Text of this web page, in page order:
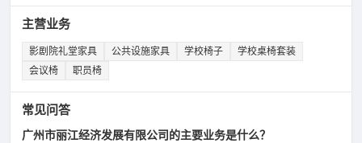
主营业务
影剧院礼堂家具 公共设施家具 学校椅子
学校桌椅套装
会议椅
职员椅
常见问答
广州市丽江经济发展有限公司的主要业务是什么？